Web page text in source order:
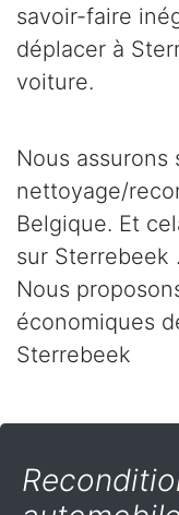
savoir-faire
déplacer à
voiture.
Nous assurons
nettoyage/
Belgique. Et
sur Sterrebeek .
Nous
économiques
Sterrebeek